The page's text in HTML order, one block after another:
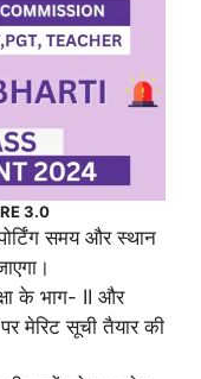
3.0
समय और स्थान
के भाग- II और
मेरिट सूची तैयार की